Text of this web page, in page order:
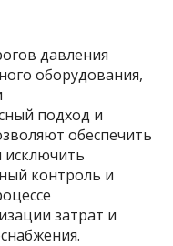
давления
оборудования,
подход и
обеспечить
исключить
контроль и
затрат и